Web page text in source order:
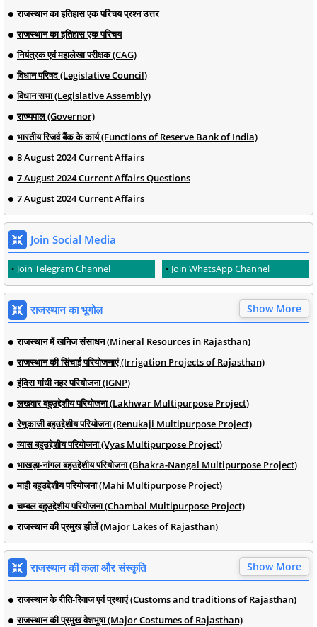
राजस्थान का इतिहास एक परिचय प्रश्न उत्तर
राजस्थान का इतिहास एक परिचय
नियंत्रक एवं महालेखा परीक्षक (CAG)
विधान परिषद (Legislative Council)
विधान सभा (Legislative Assembly)
राज्यपाल (Governor)
भारतीय रिजर्व बैंक के कार्य (Functions of Reserve Bank of India)
8 August 2024 Current Affairs
7 August 2024 Current Affairs Questions
7 August 2024 Current Affairs
Join Social Media
Join Telegram Channel Join WhatsApp Channel
राजस्थान का भूगोल Show More
राजस्थान में खनिज संसाधन (Mineral Resources in Rajasthan)
राजस्थान की सिंचाई परियोजनाएं (Irrigation Projects of Rajasthan)
इंदिरा गांधी नहर परियोजना (IGNP)
लखवार बहुउद्देशीय परियोजना (Lakhwar Multipurpose Project)
रेणुकाजी बहुउद्देशीय परियोजना (Renukaji Multipurpose Project)
व्यास बहुउद्देशीय परियोजना (Vyas Multipurpose Project)
भाखड़ा-नांगल बहुउद्देशीय परियोजना (Bhakra-Nangal Multipurpose Project)
माही बहुउद्देशीय परियोजना (Mahi Multipurpose Project)
चम्बल बहुउद्देशीय परियोजना (Chambal Multipurpose Project)
राजस्थान की प्रमुख झीलें (Major Lakes of Rajasthan)
राजस्थान की कला और संस्कृति Show More
राजस्थान के रीति-रिवाज एवं प्रथाएं (Customs and traditions of Rajasthan)
राजस्थान की प्रमुख वेशभूषा (Major Costumes of Rajasthan)